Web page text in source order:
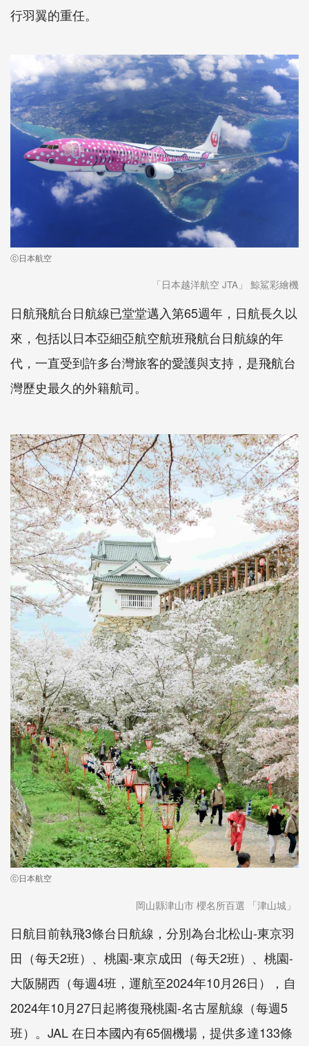
行羽翼的重任。
ⓒ日本航空
「日本越洋航空 JTA」 鯨鯊彩繪機
日航飛航台日航線已堂堂邁入第65週年，日航長久以
來，包括以日本亞細亞航空航班飛航台日航線的年
代，一直受到許多台灣旅客的愛護與支持，是飛航台
灣歷史最久的外籍航司。
ⓒ日本航空
岡山縣津山市 櫻名所百選 「津山城」
日航目前執飛3條台日航線，分別為台北松山-東京羽
田（每天2班）、桃園-東京成田（每天2班）、桃園-
大阪關西（每週4班，運航至2024年10月26日），自
2024年10月27日起將復飛桃園-名古屋航線（每週5
班）。JAL 在日本國內有65個機場，提供多達133條